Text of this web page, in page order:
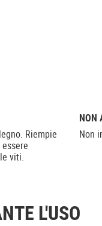
Riempie
viti.
NON
Non
L'USO